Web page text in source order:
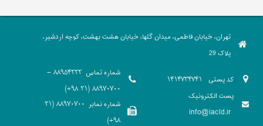
تهران، خیابان فاطمی، میدان گلها، خیابان هشت بهشت، کوچه اردشیر،
پلاک 29
کد پستی
پست الکترونیک
info@iacld.ir
شماره تماس
88954222 -
88970700 (21 98+)
شماره نمابر
88970700 (21
98+)